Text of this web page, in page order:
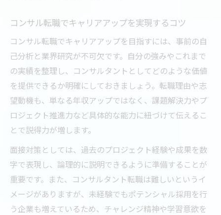
コンサル転職でキャリアアップを実現するコツ
コンサル転職でキャリアアップを目指すには、事前の自
己分析と業界研究が不可欠です。自分の強みやこれまで
の実績を整理し、コンサルタントとしてどのような価値
を提供できるか明確にしておきましょう。転職理由や志
望動機も、単なる年収アップではなく、課題解決力やプ
ロジェクト推進力など具体的な能力に紐づけて伝えるこ
とで説得力が増します。
面接対策としては、過去のプロジェクト経験や成果を数
字で表現し、論理的に説明できるように準備することが
重要です。また、コンサルタント転職は難しいというイ
メージがありますが、未経験でもポテンシャル採用を行
う企業も増えているため、チャレンジ精神や学習意欲を